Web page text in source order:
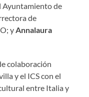
Ayuntamiento de
de
y Annalaura
colaboración
y el ICS con el
entre Italia y